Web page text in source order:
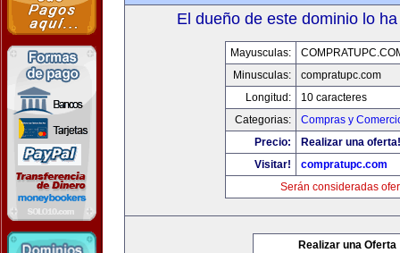
El dueño de este dominio lo
Mayusculas:
Minusculas:
compratupc.com
Longitud:
10 caracteres
Categorias:
Compras y
Precio:
Realizar una oferta!
Visitar!
compratupc.com
Serán consideradas
Realizar una Oferta